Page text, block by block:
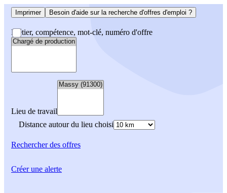
Imprimer Besoin d'aide sur la recherche d'offres d'emploi ?
Métier, compétence, mot-clé, numéro d'offre
Lieu de travail
Distance autour du lieu choisi
Rechercherdes offres
Créer une alerte